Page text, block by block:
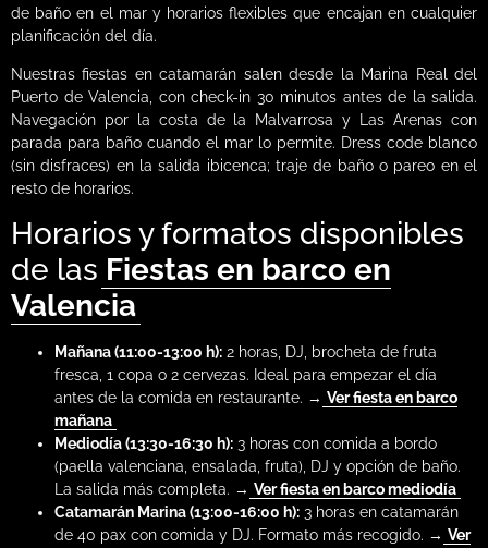
de baño en el mar y horarios flexibles que encajan en cualquier
planificación del día.
Nuestras fiestas en catamarán salen desde la Marina Real del
Puerto de Valencia, con check-in 30 minutos antes de la salida.
Navegación por la costa de la Malvarrosa y Las Arenas con
parada para baño cuando el mar lo permite. Dress code blanco
(sin disfraces) en la salida ibicenca; traje de baño o pareo en el
resto de horarios.
Horarios y formatos disponibles
de las Fiestas en barco en
Valencia
Mañana (11:00-13:00 h): 2 horas, DJ, brocheta de fruta
fresca, 1 copa o 2 cervezas. Ideal para empezar el día
antes de la comida en restaurante. → Ver fiesta en barco
mañana
Mediodía (13:30-16:30 h): 3 horas con comida a bordo
(paella valenciana, ensalada, fruta), DJ y opción de baño.
La salida más completa. → Ver fiesta en barco mediodía
Catamarán Marina (13:00-16:00 h): 3 horas en catamarán
de 40 pax con comida y DJ. Formato más recogido. → Ver